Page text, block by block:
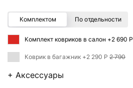
Комплектом По отдельности
Комплект ковриков в салон +2 690 Р
Коврик в багажник +2 290 Р 2 790
+ Аксессуары